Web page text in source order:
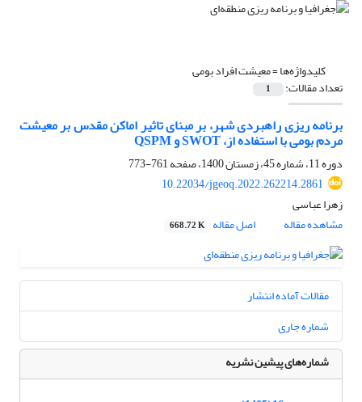
کلیدواژه‌ها =معیشت افراد بومی
تعداد مقالات: 1
برنامه ریزی راهبردی شهر، بر مبنای تاثیر اماکن مقدس بر معیشت
مردم بومی با استفاده از، SWOT و QSPM
دوره 11، شماره 45، زمستان 1400، صفحه
761-773
10.22034/jgeoq.2022.262214.2861
زهرا عباسی
مشاهده مقاله
اصل مقاله 668.72 K
مقالات آماده انتشار
شماره جاری
شماره‌های پیشین نشریه